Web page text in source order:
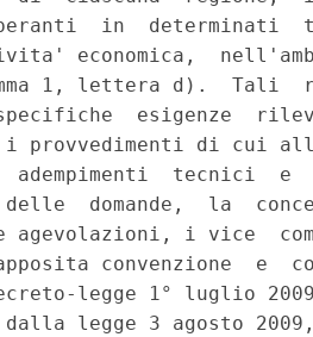
in
economica,
1, lettera d).  Tali
esigenze
i provvedimenti di cui
adempimenti  tecnici  e
domande,  la
i vice
convenzione  e
legge 1° luglio
dalla legge 3 agosto